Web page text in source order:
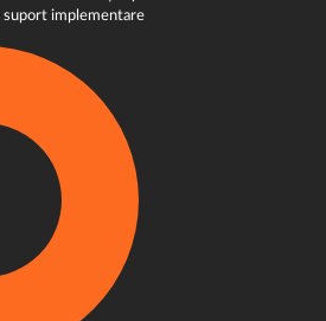
suport implementare